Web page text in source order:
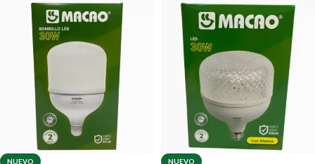
NUEVO NUEVO